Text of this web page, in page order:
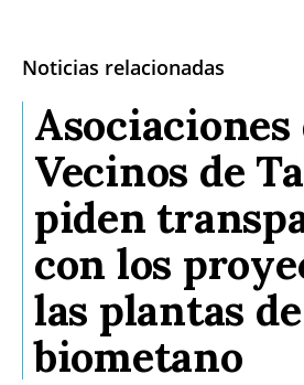
Noticias relacionadas
Asociaciones
Vecinos de
piden
con los
las plantas de
biometano